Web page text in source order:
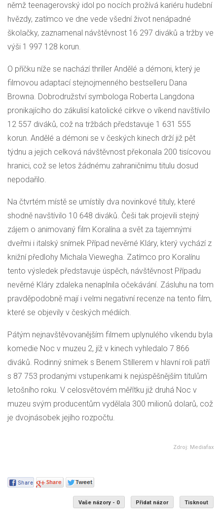
němž teenagerovský idol po nocích prožívá kariéru hudební
hvězdy, zatímco ve dne vede všední život nenápadné
školačky, zaznamenal návštěvnost 16 297 diváků a tržby ve
výši 1 997 128 korun.
O příčku níže se nachází thriller Andělé a démoni, který je
filmovou adaptací stejnojmenného bestselleru Dana
Browna. Dobrodružství symbologa Roberta Langdona
pronikajícího do zákulisí katolické církve o víkend navštívilo
12 557 diváků, což na tržbách představuje 1 631 555
korun. Andělé a démoni se v českých kinech drží již pět
týdnu a jejich celková návštěvnost překonala 200 tisícovou
hranici, což se letos žádnému zahraničnímu titulu dosud
nepodařilo.
Na čtvrtém místě se umístily dva novinkové tituly, které
shodně navštívilo 10 648 diváků. Češi tak projevili stejný
zájem o animovaný film Koralína a svět za tajemnými
dveřmi i italský snímek Případ nevěrné Kláry, který vychází z
knižní předlohy Michala Viewegha. Zatímco pro Koralínu
tento výsledek představuje úspěch, návštěvnost Případu
nevěrné Kláry zdaleka nenaplnila očekávání. Zásluhu na tom
pravděpodobně mají i velmi negativní recenze na tento film,
které se objevily v českých médiích.
Pátým nejnavštěvovanějším filmem uplynulého víkendu byla
komedie Noc v muzeu 2, jíž v kinech vyhledalo 7 866
diváků. Rodinný snímek s Benem Stillerem v hlavní roli patří
s 87 753 prodanými vstupenkami k nejúspěšnějším titulům
letošního roku. V celosvětovém měřítku již druhá Noc v
muzeu svým producentům vydělala 300 milionů dolarů, což
je dvojnásobek jejího rozpočtu.
Zdroj: Mediafax
Vaše názory - 0 Přidat názor Tisknout